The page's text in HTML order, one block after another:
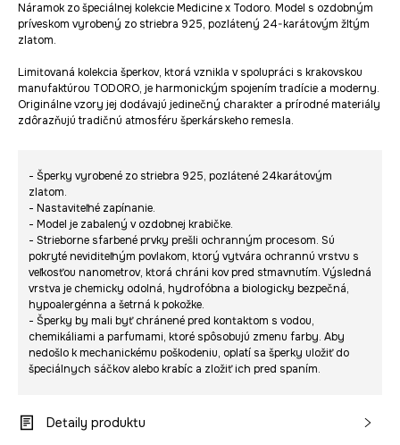
Náramok zo špeciálnej kolekcie Medicine x Todoro. Model s ozdobným
príveskom vyrobený zo striebra 925, pozlátený 24-karátovým žltým
zlatom.
Limitovaná kolekcia šperkov, ktorá vznikla v spolupráci s krakovskou
manufaktúrou TODORO, je harmonickým spojením tradície a moderny.
Originálne vzory jej dodávajú jedinečný charakter a prírodné materiály
zdôrazňujú tradičnú atmosféru šperkárskeho remesla.
- Šperky vyrobené zo striebra 925, pozlátené 24karátovým
zlatom.
- Nastaviteľné zapínanie.
- Model je zabalený v ozdobnej krabičke.
- Strieborne sfarbené prvky prešli ochranným procesom. Sú
pokryté neviditeľným povlakom, ktorý vytvára ochrannú vrstvu s
veľkosťou nanometrov, ktorá chráni kov pred stmavnutím. Výsledná
vrstva je chemicky odolná, hydrofóbna a biologicky bezpečná,
hypoalergénna a šetrná k pokožke.
- Šperky by mali byť chránené pred kontaktom s vodou,
chemikáliami a parfumami, ktoré spôsobujú zmenu farby. Aby
nedošlo k mechanickému poškodeniu, oplatí sa šperky uložiť do
špeciálnych sáčkov alebo krabíc a zložiť ich pred spaním.
Detaily produktu